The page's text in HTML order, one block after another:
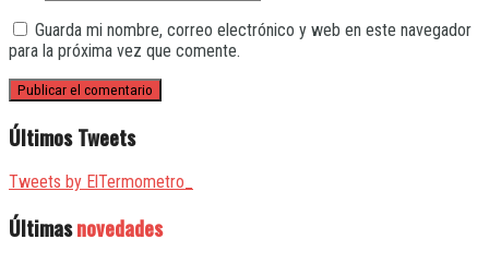
Guarda mi nombre, correo electrónico y web en este navegador
para la próxima vez que comente.
Últimos Tweets
Tweets by ElTermometro_
Últimasnovedades